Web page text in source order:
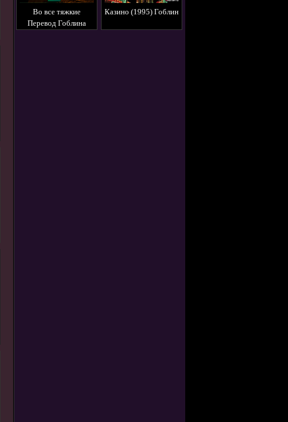
Во все тяжкие
Перевод Гоблина
Казино (1995) Гоблин